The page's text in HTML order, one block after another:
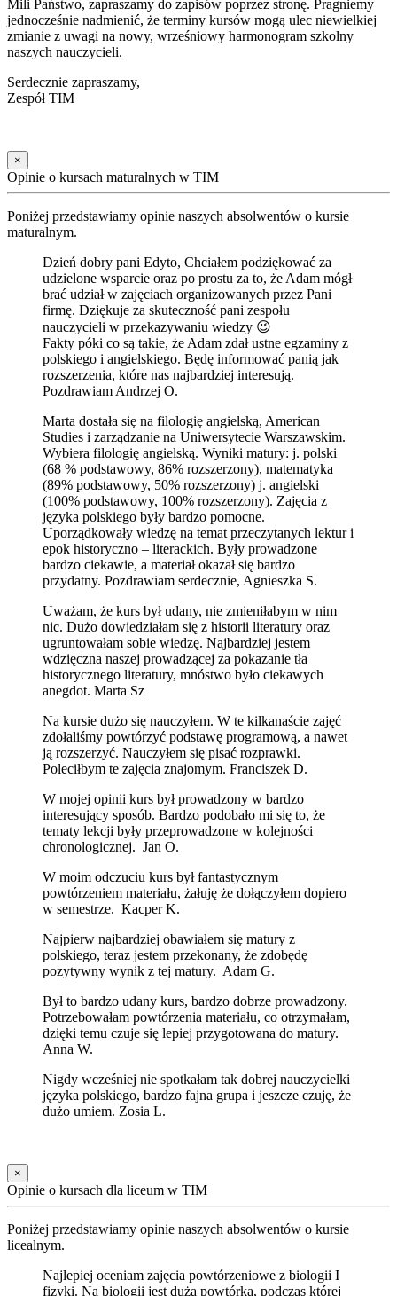
Mili Państwo, zapraszamy do zapisów poprzez stronę. Pragniemy
jednocześnie nadmienić, że terminy kursów mogą ulec niewielkiej
zmianie z uwagi na nowy, wrześniowy harmonogram szkolny
naszych nauczycieli.
Serdecznie zapraszamy,
Zespół TIM
×
Opinie o kursach maturalnych w TIM
Poniżej przedstawiamy opinie naszych absolwentów o kursie
maturalnym.
Dzień dobry pani Edyto, Chciałem podziękować za
udzielone wsparcie oraz po prostu za to, że Adam mógł
brać udział w zajęciach organizowanych przez Pani
firmę. Dziękuje za skuteczność pani zespołu
nauczycieli w przekazywaniu wiedzy 😉
Fakty póki co są takie, że Adam zdał ustne egzaminy z
polskiego i angielskiego. Będę informować panią jak
rozszerzenia, które nas najbardziej interesują.
Pozdrawiam Andrzej O.
Marta dostała się na filologię angielską, American
Studies i zarządzanie na Uniwersytecie Warszawskim.
Wybiera filologię angielską. Wyniki matury: j. polski
(68 % podstawowy, 86% rozszerzony), matematyka
(89% podstawowy, 50% rozszerzony) j. angielski
(100% podstawowy, 100% rozszerzony). Zajęcia z
języka polskiego były bardzo pomocne.
Uporządkowały wiedzę na temat przeczytanych lektur i
epok historyczno – literackich. Były prowadzone
bardzo ciekawie, a materiał okazał się bardzo
przydatny. Pozdrawiam serdecznie, Agnieszka S.
Uważam, że kurs był udany, nie zmieniłabym w nim
nic. Dużo dowiedziałam się z historii literatury oraz
ugruntowałam sobie wiedzę. Najbardziej jestem
wdzięczna naszej prowadzącej za pokazanie tła
historycznego literatury, mnóstwo było ciekawych
anegdot. Marta Sz
Na kursie dużo się nauczyłem. W te kilkanaście zajęć
zdołaliśmy powtórzyć podstawę programową, a nawet
ją rozszerzyć. Nauczyłem się pisać rozprawki.
Poleciłbym te zajęcia znajomym. Franciszek D.
W mojej opinii kurs był prowadzony w bardzo
interesujący sposób. Bardzo podobało mi się to, że
tematy lekcji były przeprowadzone w kolejności
chronologicznej. Jan O.
W moim odczuciu kurs był fantastycznym
powtórzeniem materiału, żałuję że dołączyłem dopiero
w semestrze. Kacper K.
Najpierw najbardziej obawiałem się matury z
polskiego, teraz jestem przekonany, że zdobędę
pozytywny wynik z tej matury. Adam G.
Był to bardzo udany kurs, bardzo dobrze prowadzony.
Potrzebowałam powtórzenia materiału, co otrzymałam,
dzięki temu czuje się lepiej przygotowana do matury.
Anna W.
Nigdy wcześniej nie spotkałam tak dobrej nauczycielki
języka polskiego, bardzo fajna grupa i jeszcze czuję, że
dużo umiem. Zosia L.
×
Opinie o kursach dla liceum w TIM
Poniżej przedstawiamy opinie naszych absolwentów o kursie
licealnym.
Najlepiej oceniam zajęcia powtórzeniowe z biologii I
fizyki. Na biologii jest duża powtórka, podczas której